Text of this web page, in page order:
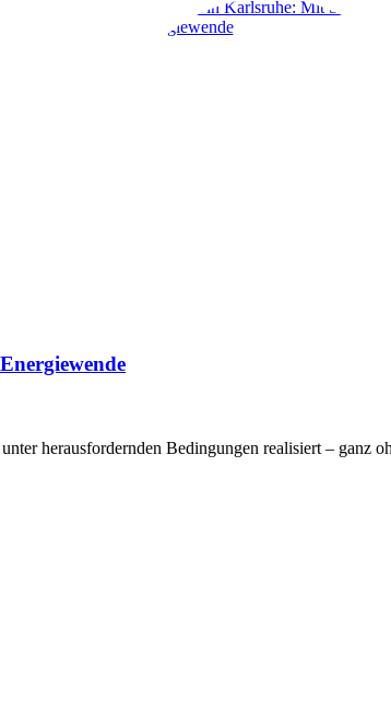
herausfordernden Bedingungen realisiert –